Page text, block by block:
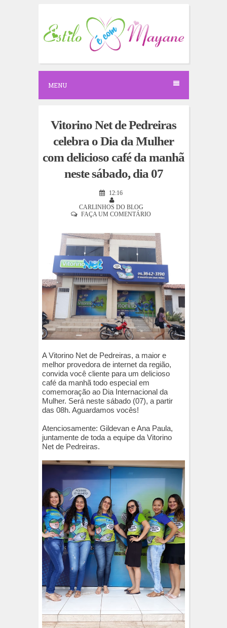
c
o
e
MENU
Vitorino Net de Pedreiras
celebra o Dia da Mulher
com delicioso café da manhã
neste sábado, dia 07
12:16
CARLINHOS DO BLOG
FAÇA UM COMENTÁRIO
A Vitorino Net de Pedreiras, a maior e
melhor provedora de internet da região,
convida você cliente para um delicioso
café da manhã todo especial em
comemoração ao Dia Internacional da
Mulher. Será neste sábado (07), a partir
das 08h. Aguardamos vocês!
Atenciosamente: Gildevan e Ana Paula,
juntamente de toda a equipe da Vitorino
Net de Pedreiras.